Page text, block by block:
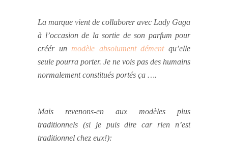
La marque vient de collaborer avec Lady Gaga
à l’occasion de la sortie de son parfum pour
créér un modèle absolument démentqu’elle
seule pourra porter. Je ne vois pas des humains
normalement constitués portés ça ….
Mais revenons-en aux modèles plus
traditionnels (si je puis dire car rien n’est
traditionnel chez eux!):